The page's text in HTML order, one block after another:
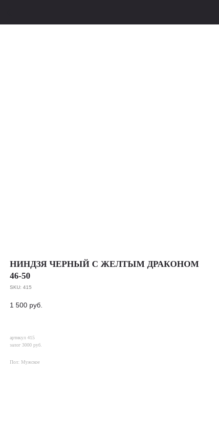
НИНДЗЯ ЧЕРНЫЙ С ЖЕЛТЫМ ДРАКОНОМ
46-50
SKU: 415
1 500 руб.
артикул 415
залог 3000 руб.
Пол: Мужское